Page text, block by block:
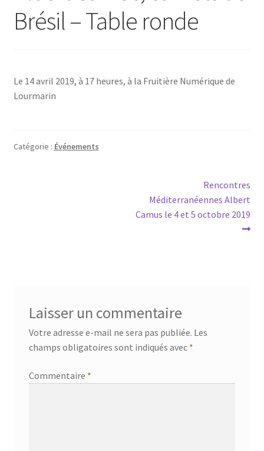
Hong Kong Homes (2022)
Les Auteurs
Validation de la commande
Brésil – Table ronde
Le 14 avril 2019, à 17 heures, à la Fruitière Numérique de
Lourmarin
Catégorie : Événements
Article
suivant :
Rencontres
Méditerranéennes Albert
Camus le 4 et 5 octobre 2019
Laisser un commentaire
Votre adresse e-mail ne sera pas publiée. Les
champs obligatoires sont indiqués avec *
Commentaire *